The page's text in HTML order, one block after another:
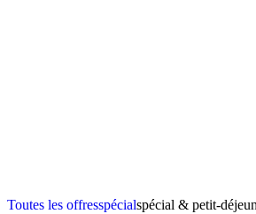
Toutes les offresspécialspécial & petit-